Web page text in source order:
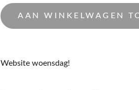
AAN WINKELWAGEN
Website woensdag!